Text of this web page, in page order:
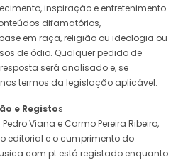
inspiração e entretenimento.
difamatórios,
em raça, religião ou ideologia ou
de ódio. Qualquer pedido de
será analisado e, se
termos da legislação aplicável.
e Registos
Viana e Carmo Pereira Ribeiro,
editorial e o cumprimento do
está registado enquanto